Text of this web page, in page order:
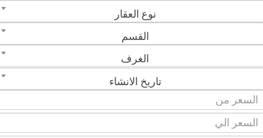
نوع العقار
القسم
الغرف
تاريخ الانشاء